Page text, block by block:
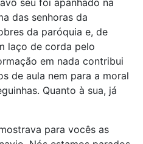
seu foi apanhado na
das senhoras da
da paróquia e, de
laço de corda pelo
em nada contribui
de aula nem para a moral
Quanto à sua, já
para vocês as